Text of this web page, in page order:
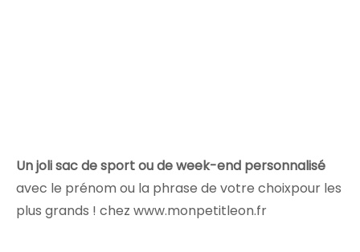
Un joli sac de sport ou de week-end personnalisé
avec le prénom ou la phrase de votre choixpour les
plus grands ! chez www.monpetitleon.fr